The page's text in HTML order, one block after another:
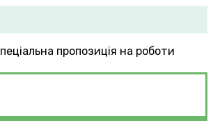
пропозиція на роботи